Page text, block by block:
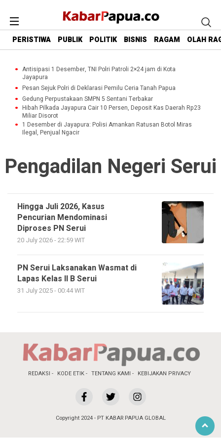
PERISTIWA PUBLIK POLITIK BISNIS RAGAM OLAH
Antisipasi 1 Desember, TNI Polri Patroli 2×24 jam di Kota
Jayapura
Pesan Sejuk Polri di Deklarasi Pemilu Ceria Tanah Papua
Gedung Perpustakaan SMPN 5 Sentani Terbakar
Hibah Pilkada Jayapura Cair 10 Persen, Deposit Kas Daerah Rp23
Miliar Disorot
1 Desember di Jayapura: Polisi Amankan Ratusan Botol Miras
Ilegal, Penjual Ngacir
Pengadilan Negeri Serui
Hingga Juli 2026, Kasus
Pencurian Mendominasi
Diproses PN Serui
20 July 2026 - 22:59 WIT
PN Serui Laksanakan Wasmat di
Lapas Kelas II B Serui
31 July 2025 - 00:44 WIT
REDAKSI KODE ETIK TENTANG KAMI KEBIJAKAN PRIVACY
Copyright 2024 - PT KABAR PAPUA GLOBAL